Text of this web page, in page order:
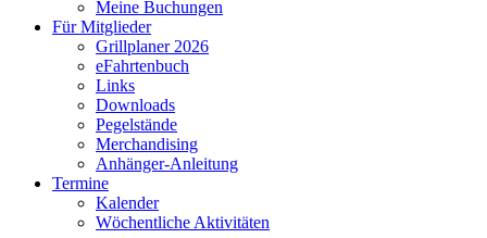
Meine Buchungen
Für Mitglieder
Grillplaner 2026
eFahrtenbuch
Links
Downloads
Pegelstände
Merchandising
Anhänger-Anleitung
Termine
Kalender
Wöchentliche Aktivitäten